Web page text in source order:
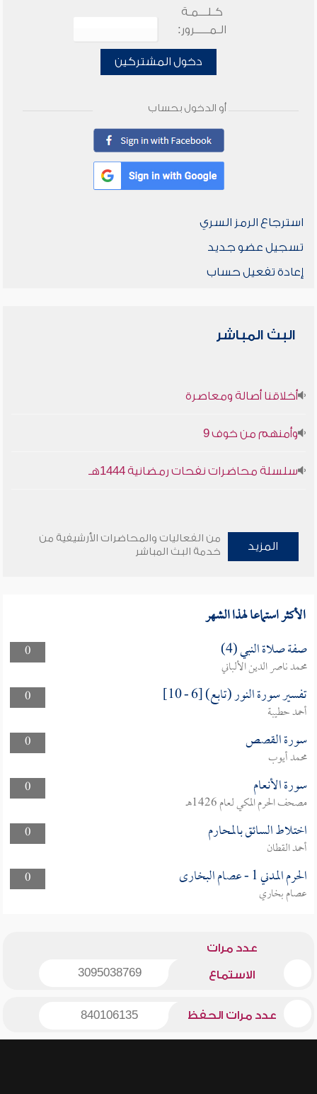
كـلـــمـة
الـمـــــرور:
دخول المشتركين
أو الدخول بحساب
استرجاع الرمز السري
تسجيل عضو جديد
إعادة تفعيل حساب
البث المباشر
أخلاقنا أصالة ومعاصرة
وأمنهم من خوف 9
سلسلة محاضرات نفحات رمضانية 1444هـ
المزيد
من الفعاليات والمحاضرات الأرشيفية من
خدمة البث المباشر
الأكثر استماعا لهذا الشهر
0 صفة صلاة النبي (4)
محمد ناصر الدين الألباني
0
تفسير سورة النور (تابع) [6 - 10]
أحمد حطيبة
0
سورة القصص
محمد أيوب
0
سورة الأنعام
مصحف الحرم المكي لعام 1426هـ
0
اختلاط السائق بالمحارم
أحمد القطان
0
الحرم المدني 1 - عصام البخارى
عصام بخاري
عدد مرات
الاستماع 3095038769
عدد مرات الحفظ 840106135